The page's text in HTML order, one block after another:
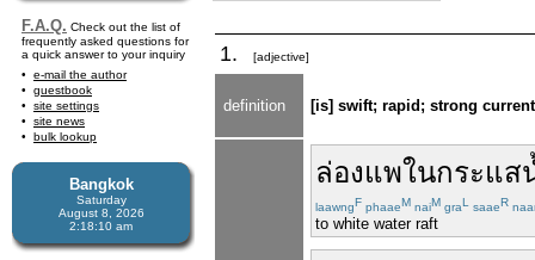
F.A.Q. Check out the list of
frequently asked questions for
a quick answer to your inquiry
e-mail the author
guestbook
site settings
site news
bulk lookup
Bangkok
Saturday
August 8, 2026
2:18:10 am
1. [adjective]
definition [is] swift; rapid; strong
ล่องแพในกระแส
laawngF phaaeM naiM graL saaeR
to white water raft